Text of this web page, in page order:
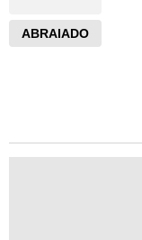
ABRAIADO